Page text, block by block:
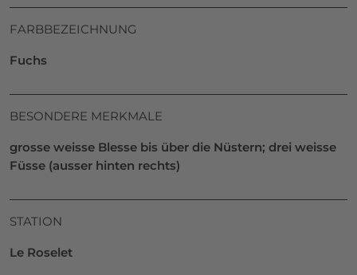
FARBBEZEICHNUNG
Fuchs
BESONDERE MERKMALE
grosse weisse Blesse bis über die Nüstern; drei weisse
Füsse (ausser hinten rechts)
STATION
Le Roselet